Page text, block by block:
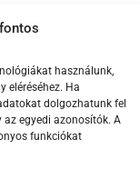
használunk,
eléréséhez. Ha
dolgozhatunk fel
az egyedi azonosítók. A
funkciókat
9 órán keresztül